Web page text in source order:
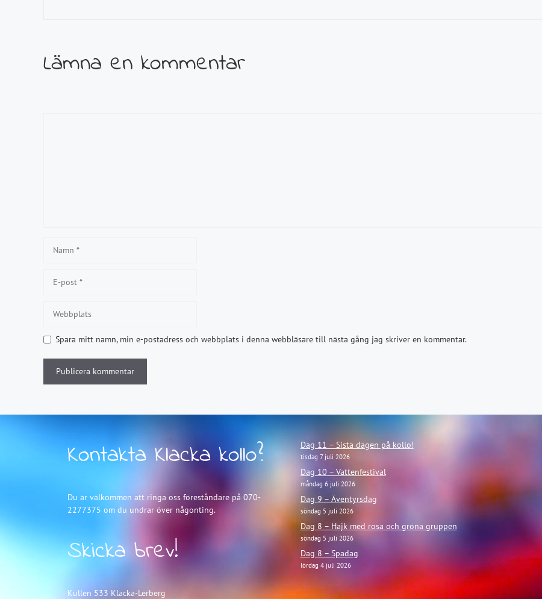
Lämna en kommentar
post
Spara mitt namn, min e-postadress och webbplats i denna webbläsare till nästa gång jag skriver en kommentar.
Kontakta Klacka kollo?
Du är välkommen att ringa oss föreståndare på 070-
2277375 om du undrar över någonting.
Skicka brev!
Kullen 533 Klacka-Lerberg
Dag 11 – Sista dagen på kollo!
tisdag 7 juli 2026
Dag 10 – Vattenfestival
måndag 6 juli 2026
Dag 9 – Äventyrsdag
söndag 5 juli 2026
Dag 8 – Hajk med rosa och gröna gruppen
söndag 5 juli 2026
Dag 8 – Spadag
lördag 4 juli 2026